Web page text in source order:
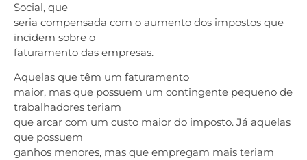
Social, que
seria compensada com o aumento dos impostos que
incidem sobre o
faturamento das empresas.
Aquelas que têm um faturamento
maior, mas que possuem um contingente pequeno de
trabalhadores teriam
que arcar com um custo maior do imposto. Já aquelas
que possuem
ganhos menores, mas que empregam mais teriam